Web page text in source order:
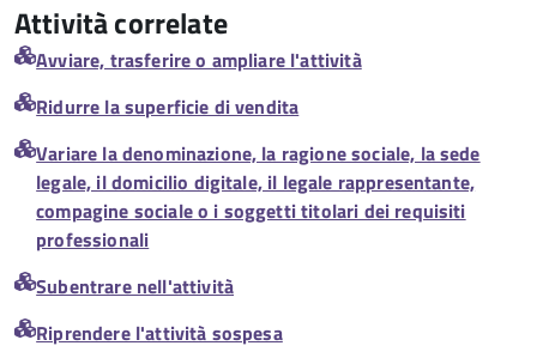
Attività correlate
Avviare, trasferire o ampliare l'attività
Ridurre la superficie di vendita
Variare la denominazione, la ragione sociale, la sede
legale, il domicilio digitale, il legale rappresentante,
compagine sociale o i soggetti titolari dei requisiti
professionali
Subentrare nell'attività
Riprendere l'attività sospesa